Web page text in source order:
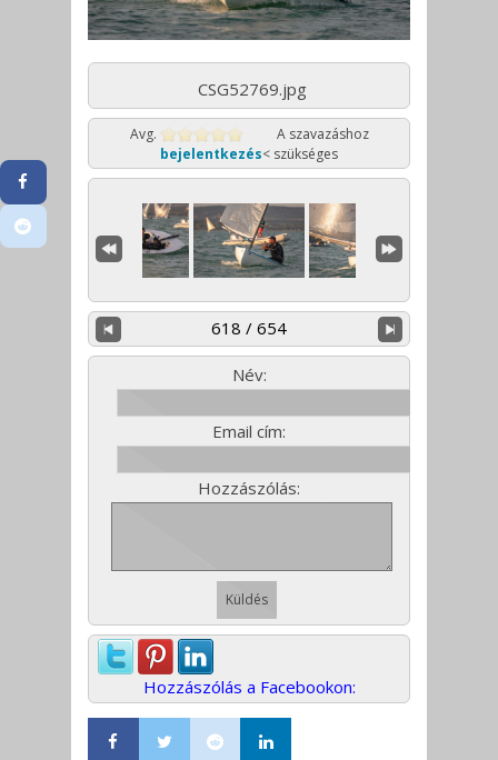
CSG52769.jpg
Avg.
A szavazáshoz
bejelentkezés< szükséges
618 / 654
Név:
Email cím:
Hozzászólás:
Hozzászólás a Facebookon: